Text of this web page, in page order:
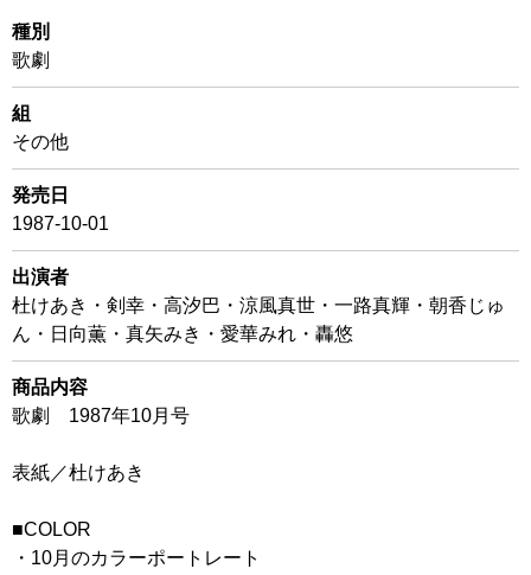
種別
歌劇
組
その他
発売日
1987-10-01
出演者
杜けあき・剣幸・高汐巴・涼風真世・一路真輝・朝香じゅ
ん・日向薫・真矢みき・愛華みれ・轟悠
商品内容
歌劇 1987年10月号
表紙／杜けあき
■COLOR
・10月のカラーポートレート